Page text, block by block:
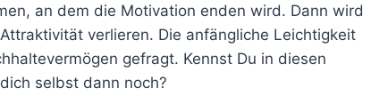
an dem die Motivation enden wird. Dann wird
verlieren. Die anfängliche Leichtigkeit
gefragt. Kennst Du in diesen
selbst dann noch?